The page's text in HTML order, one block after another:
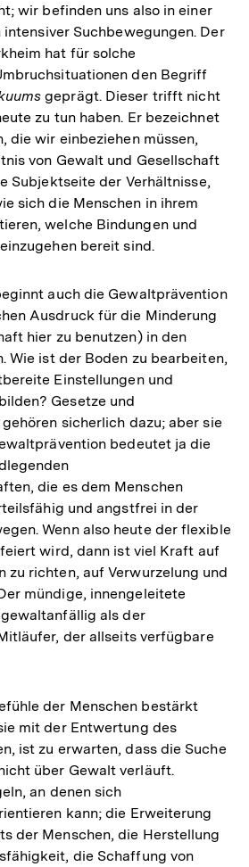
wir befinden uns also in einer
Suchbewegungen. Der
hat für solche
den Begriff
geprägt. Dieser trifft nicht
zu tun haben. Er bezeichnet
die wir einbeziehen müssen,
von Gewalt und Gesellschaft
Subjektseite der Verhältnisse,
sich die Menschen in ihrem
welche Bindungen und
bereit sind.
auch die Gewaltprävention
Ausdruck für die Minderung
hier zu benutzen) in den
Wie ist der Boden zu bearbeiten,
Einstellungen und
Gesetze und
sicherlich dazu; aber sie
bedeutet ja die
die es dem Menschen
und angstfrei in der
Wenn also heute der flexible
wird, dann ist viel Kraft auf
zu richten, auf Verwurzelung und
mündige, innengeleitete
als der
der allseits verfügbare
der Menschen bestärkt
mit der Entwertung des
ist zu erwarten, dass die Suche
über Gewalt verläuft.
an denen sich
kann; die Erweiterung
der Menschen, die Herstellung
die Schaffung von